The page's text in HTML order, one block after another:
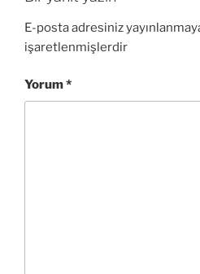
E-posta adresiniz
işaretlenmişlerdir
Yorum*